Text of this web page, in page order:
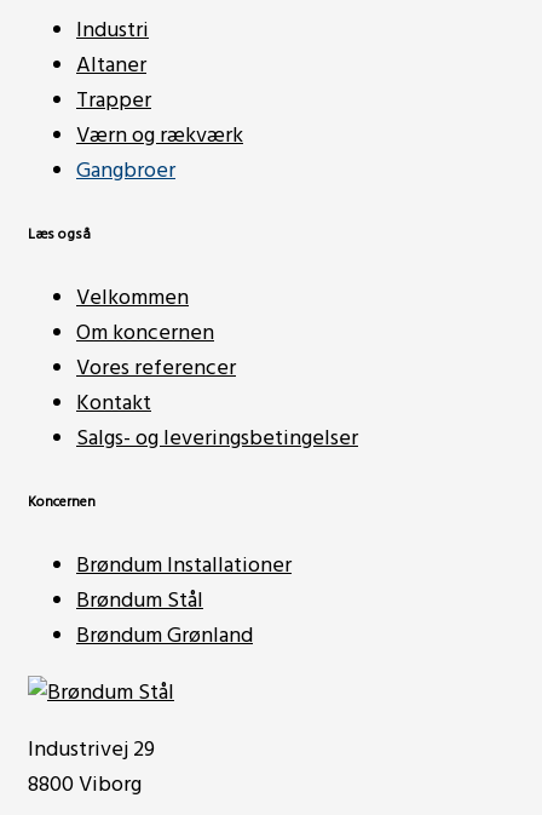
Industri
Altaner
Trapper
Værn og rækværk
Gangbroer
Læs også
Velkommen
Om koncernen
Vores referencer
Kontakt
Salgs- og leveringsbetingelser
Koncernen
Brøndum Installationer
Brøndum Stål
Brøndum Grønland
Industrivej 29
8800 Viborg